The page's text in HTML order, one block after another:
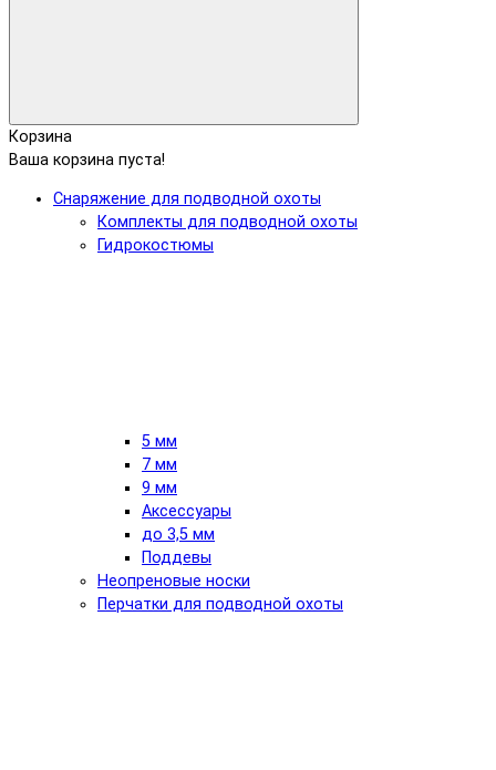
Корзина
Ваша корзина пуста!
Снаряжение для подводной охоты
Комплекты для подводной охоты
Гидрокостюмы
5 мм
7 мм
9 мм
Аксессуары
до 3,5 мм
Поддевы
Неопреновые носки
Перчатки для подводной охоты